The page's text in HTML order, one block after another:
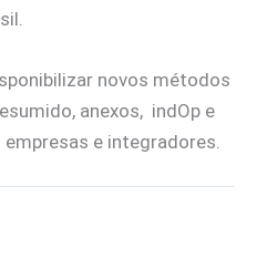
novos métodos
anexos, indOp e
e integradores.